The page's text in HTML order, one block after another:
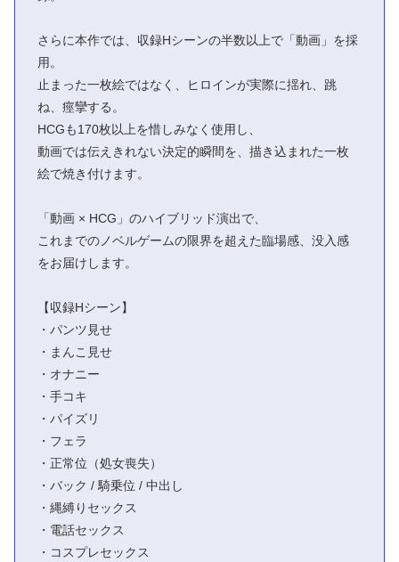
さらに本作では、収録Hシーンの半数以上で「動画」を採
用。
止まった一枚絵ではなく、ヒロインが実際に揺れ、跳
ね、痙攣する。
HCGも170枚以上を惜しみなく使用し、
動画では伝えきれない決定的瞬間を、描き込まれた一枚
絵で焼き付けます。
「動画 × HCG」のハイブリッド演出で、
これまでのノベルゲームの限界を超えた臨場感、没入感
をお届けします。
【収録Hシーン】
・パンツ見せ
・まんこ見せ
・オナニー
・手コキ
・パイズリ
・フェラ
・正常位（処女喪失）
・バック / 騎乗位 / 中出し
・縄縛りセックス
・電話セックス
・コスプレセックス